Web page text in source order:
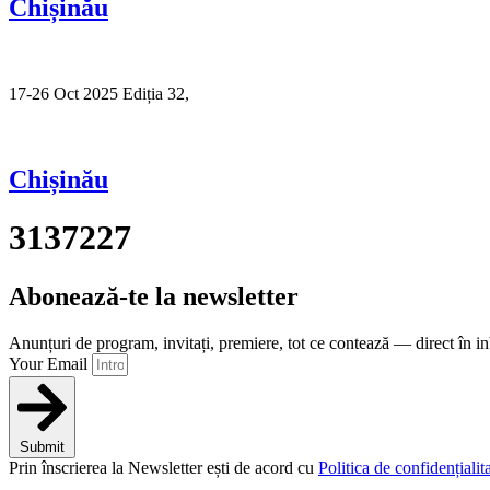
Chișinău
17-26 Oct 2025 Ediția 32,
Chișinău
3137227
Abonează-te la newsletter
Anunțuri de program, invitați, premiere, tot ce contează — direct în
Your Email
Submit
Prin înscrierea la Newsletter ești de acord cu Politica de